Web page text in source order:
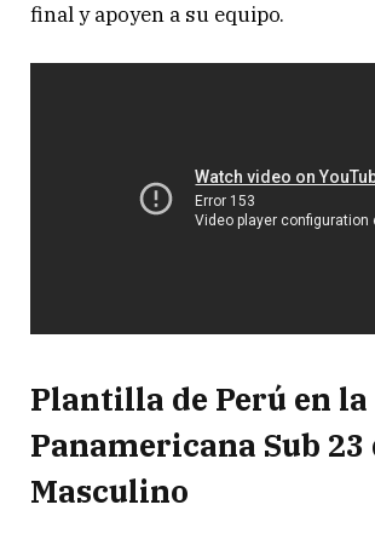
final y apoyen a su equipo.
Plantilla de Perú en la
Panamericana Sub 23
Masculino